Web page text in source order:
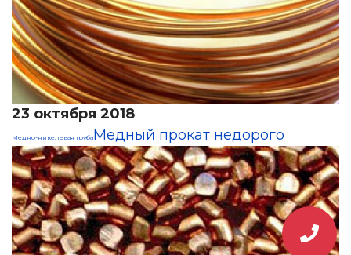
23 октября 2018
Медно-никелевая трубаМедный прокат недорого